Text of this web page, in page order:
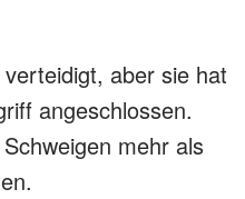
aber sie hat
angeschlossen.
mehr als